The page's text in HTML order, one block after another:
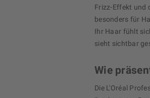
Frizz-Effekt und
besonders für
Ihr Haar fühlt
sieht sichtbar
Wie
Die L'Oréal